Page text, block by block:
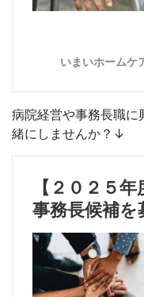
病院経営や事務長職に
緒にしませんか？↓